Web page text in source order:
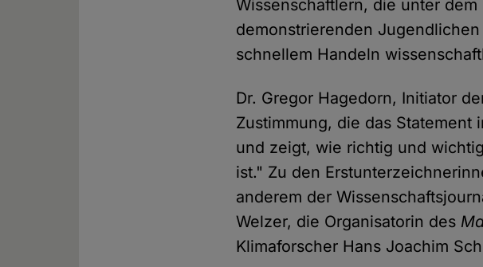
Wissenschaftlern, die unter dem
demonstrierenden
schnellem Handeln
Dr. Gregor Hagedorn, Initiator
Zustimmung, die das Statement
und zeigt, wie richtig und
ist." Zu den
anderem der
Welzer, die Organisatorin des
Klimaforscher Hans Joachim